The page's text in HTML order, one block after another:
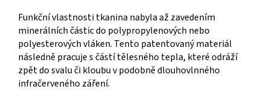
Funkční vlastnosti tkanina nabyla až zavedením
minerálních částic do polypropylenových nebo
polyesterových vláken. Tento patentovaný materiál
následně pracuje s částí tělesného tepla, které odráží
zpět do svalu či kloubu v podobně dlouhovlnného
infračerveného záření.